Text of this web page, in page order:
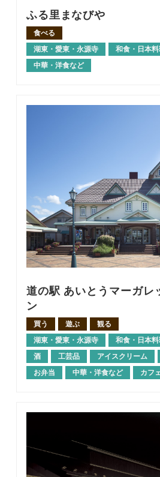
ふる里まなびや
食べる
湖東・愛東・永源寺
和食・日本料
中華・洋食など
道の駅 あいとうマーガレ
ン
買う 遊ぶ
観る
湖東・愛東・永源寺
和食・日本料
酒
工芸品 アイスクリーム
お弁当
中華・洋食など カフェ